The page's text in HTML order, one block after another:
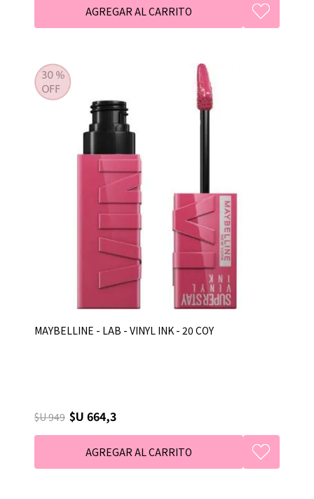
MAYBELLINE - LAB - VINYL INK - 20 COY
$U 949 $U 664,3